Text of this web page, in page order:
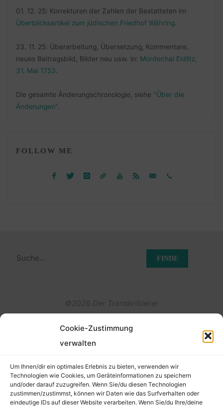
Cookie-Zustimmung
verwalten
Um Ihnen/dir ein optimales Erlebnis zu bieten, verwenden wir
Technologien wie Cookies, um Geräteinformationen zu speichern
und/oder darauf zuzugreifen. Wenn Sie/du diesen Technologien
zustimmen/zustimmst, können wir Daten wie das Surfverhalten oder
eindeutige IDs auf dieser Website verarbeiten. Wenn Sie/du Ihre/deine
01. 12. 25: Korrekturen der Zahlen der Bestatteten im
Überblicksartikel zum jüdischen Friedhof Währing
23. 11. 25: Überarbeitung, Übersetzung, Kommentare,
neues Beitragsbild, Bilder neu usw. in: Mordechai Eidlitz,
31. Mai 1753
Die gesamte Änderungschronologie, siehe "Über die
Änderungen".
FOLLOW ME
Suchen
©2026 Der Transkribierer
Datenschutz
Cookie-Richtlinie (EU)
to
Top